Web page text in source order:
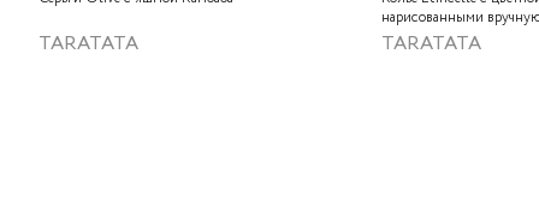
TARATATA
нарисованными
слюдяным порошком,
стеклянными бусинам
TARATATA